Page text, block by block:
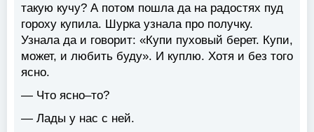
такую кучу? А потом пошла да на радостях пуд
гороху купила. Шурка узнала про получку.
Узнала да и говорит: «Купи пуховый берет. Купи,
может, и любить буду». И куплю. Хотя и без того
ясно.
— Что ясно–то?
— Лады у нас с ней.